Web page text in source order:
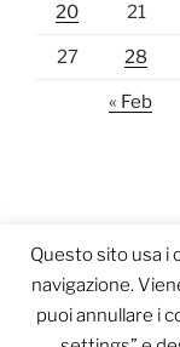
20 21
27 28
« Feb
Questo sito usa i
navigazione.
puoi annullare i